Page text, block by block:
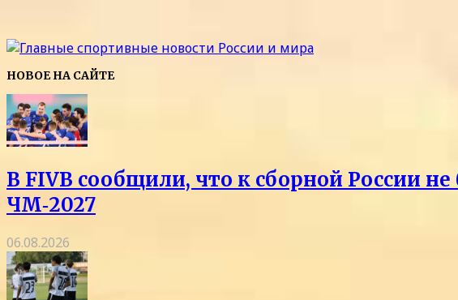
НОВОЕ НА САЙТЕ
В FIVB сообщили, что к сборной России
ЧМ‑2027
06.08.2026